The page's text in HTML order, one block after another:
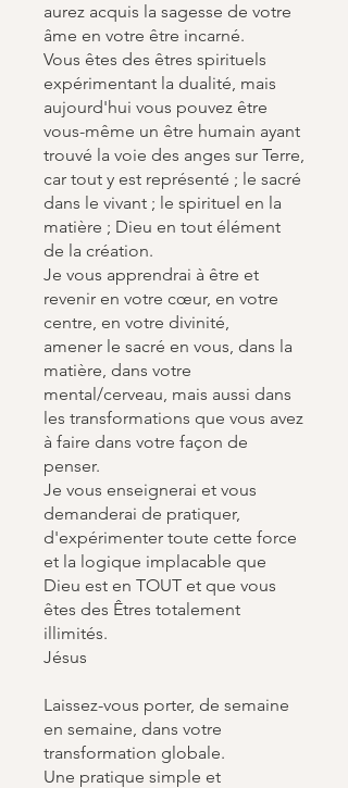
aurez acquis la sagesse de votre
âme en votre être incarné.
Vous êtes des êtres spirituels
expérimentant la dualité, mais
aujourd'hui vous pouvez être
vous-même un être humain ayant
trouvé la voie des anges sur Terre,
car tout y est représenté ; le sacré
dans le vivant ; le spirituel en la
matière ; Dieu en tout élément
de la création.
Je vous apprendrai à être et
revenir en votre cœur, en votre
centre, en votre divinité,
amener le sacré en vous, dans la
matière, dans votre
mental/cerveau, mais aussi dans
les transformations que vous avez
à faire dans votre façon de
penser.
Je vous enseignerai et vous
demanderai de pratiquer,
d'expérimenter toute cette force
et la logique implacable que
Dieu est en TOUT et que vous
êtes des Êtres totalement
illimités.
Jésus
Laissez-vous porter, de semaine
en semaine, dans votre
transformation globale.
Une pratique simple et